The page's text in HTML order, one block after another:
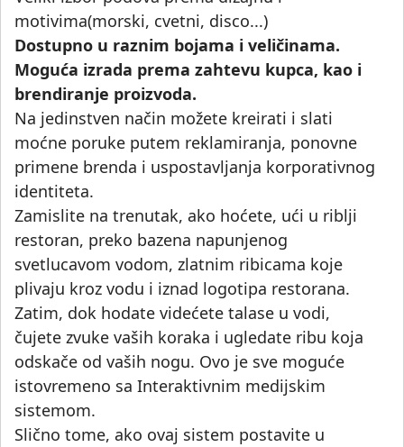
motivima(morski, cvetni, disco...)
Dostupno u raznim bojama i veličinama.
Moguća izrada prema zahtevu kupca, kao i
brendiranje proizvoda.
Na jedinstven način možete kreirati i slati
moćne poruke putem reklamiranja, ponovne
primene brenda i uspostavljanja korporativnog
identiteta.
Zamislite na trenutak, ako hoćete, ući u riblji
restoran, preko bazena napunjenog
svetlucavom vodom, zlatnim ribicama koje
plivaju kroz vodu i iznad logotipa restorana.
Zatim, dok hodate videćete talase u vodi,
čujete zvuke vaših koraka i ugledate ribu koja
odskače od vaših nogu. Ovo je sve moguće
istovremeno sa Interaktivnim medijskim
sistemom.
Slično tome, ako ovaj sistem postavite u